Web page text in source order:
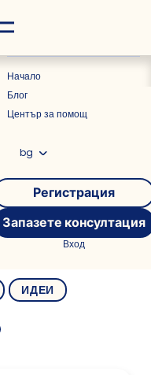
Новини
Начало
Блог
Център за помощ
bg
Регистрация
Запазете консултация
Вход
ИДЕИ
на
и най-